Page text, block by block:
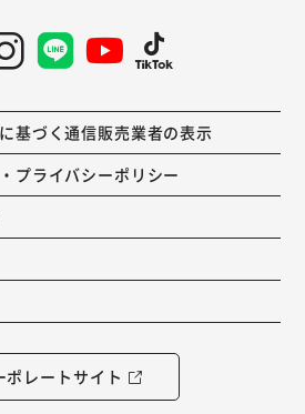
基づく通信販売業者の表示
プライバシーポリシー
ポレートサイト